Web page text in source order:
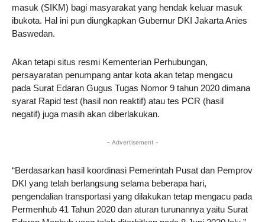
masuk (SIKM) bagi masyarakat yang hendak keluar masuk
ibukota. Hal ini pun diungkapkan Gubernur DKI Jakarta Anies
Baswedan.
Akan tetapi situs resmi Kementerian Perhubungan,
persayaratan penumpang antar kota akan tetap mengacu
pada Surat Edaran Gugus Tugas Nomor 9 tahun 2020 dimana
syarat Rapid test (hasil non reaktif) atau tes PCR (hasil
negatif) juga masih akan diberlakukan.
- Advertisement -
“Berdasarkan hasil koordinasi Pemerintah Pusat dan Pemprov
DKI yang telah berlangsung selama beberapa hari,
pengendalian transportasi yang dilakukan tetap mengacu pada
Permenhub 41 Tahun 2020 dan aturan turunannya yaitu Surat